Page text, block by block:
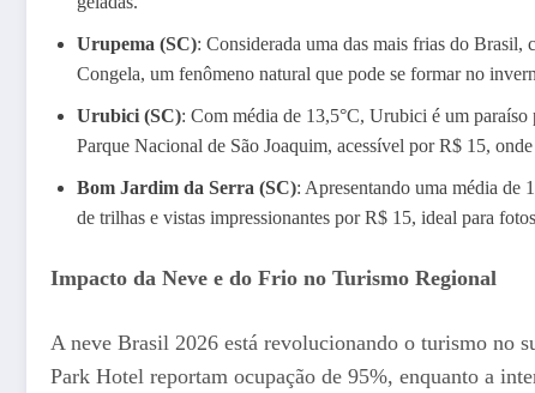
Urupema (SC): Considerada uma das mais frias do Brasil,
Congela, um fenômeno natural que pode se formar no
Urubici (SC): Com média de 13,5°C, Urubici é um paraíso
Parque Nacional de São Joaquim, acessível por R$ 15,
Bom Jardim da Serra (SC): Apresentando uma média de
de trilhas e vistas impressionantes por R$ 15, ideal para
Impacto da Neve e do Frio no Turismo Regional
A neve Brasil 2026 está revolucionando o turismo no
Park Hotel reportam ocupação de 95%, enquanto a